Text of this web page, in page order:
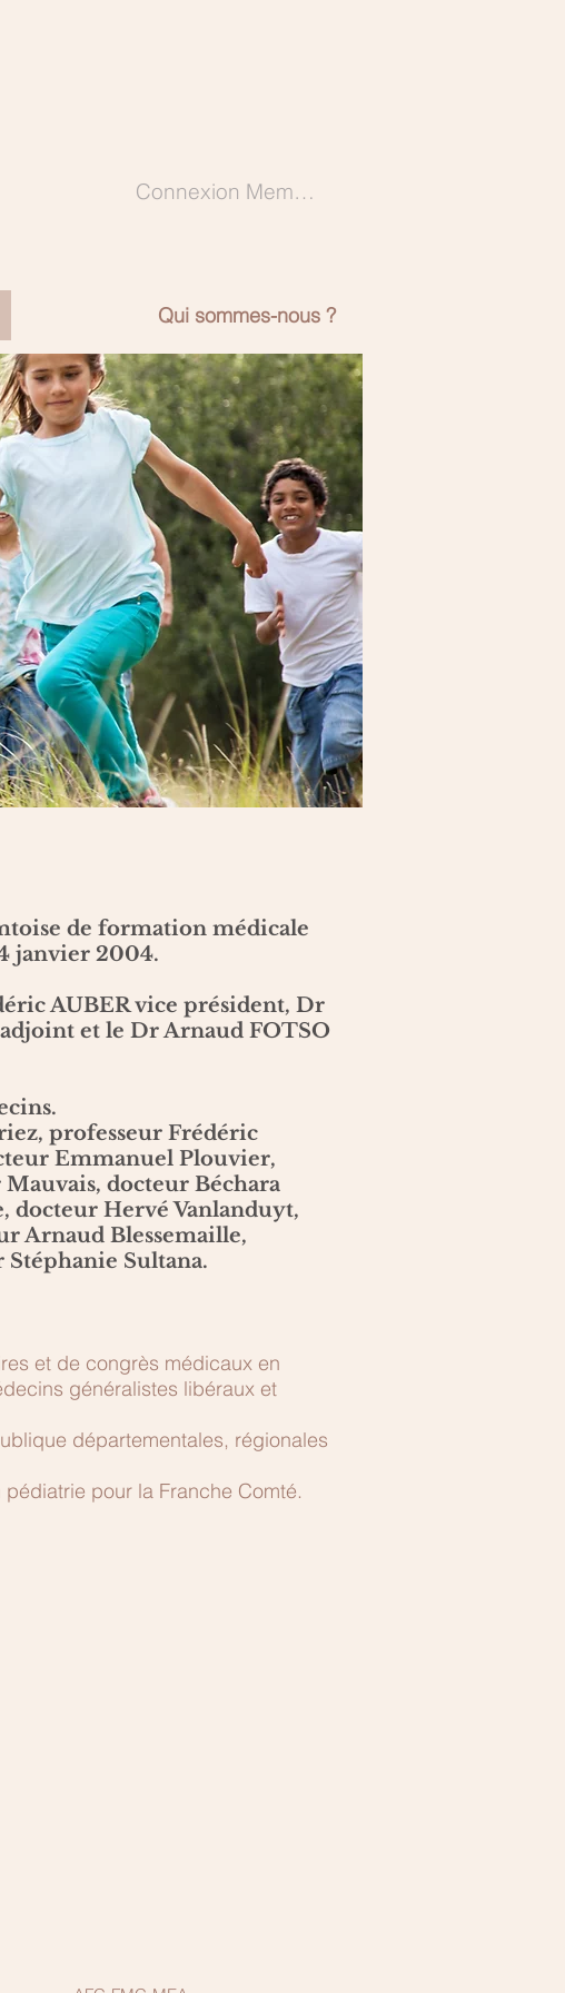
Connexion Membres
Qui sommes-nous ?
de formation médicale
janvier 2004.
AUBER vice président, Dr
et le Dr Arnaud FOTSO
professeur Frédéric
Emmanuel Plouvier,
docteur Béchara
docteur Hervé Vanlanduyt,
Arnaud Blessemaille,
Sultana.
et de congrès médicaux en
généralistes libéraux et
départementales, régionales
pour la Franche Comté.